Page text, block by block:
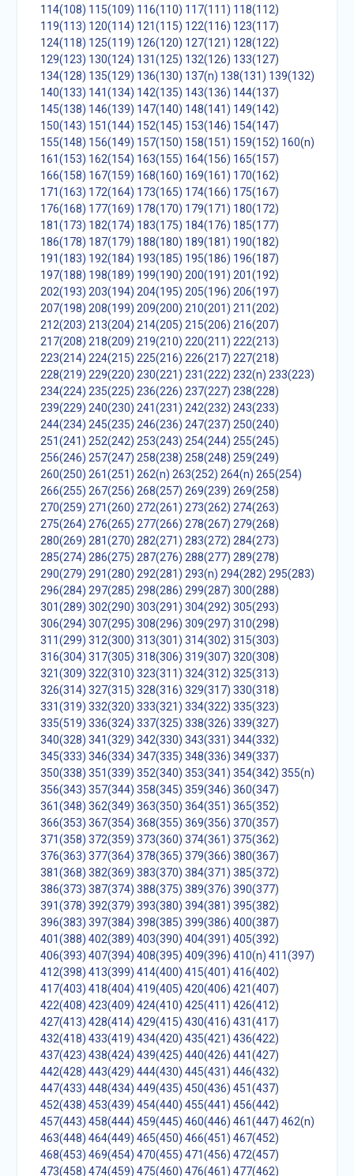
114(108) 115(109) 116(110) 117(111) 118(112)
119(113) 120(114) 121(115) 122(116) 123(117)
124(118) 125(119) 126(120) 127(121) 128(122)
129(123) 130(124) 131(125) 132(126) 133(127)
134(128) 135(129) 136(130) 137(n) 138(131) 139(132)
140(133) 141(134) 142(135) 143(136) 144(137)
145(138) 146(139) 147(140) 148(141) 149(142)
150(143) 151(144) 152(145) 153(146) 154(147)
155(148) 156(149) 157(150) 158(151) 159(152) 160(n)
161(153) 162(154) 163(155) 164(156) 165(157)
166(158) 167(159) 168(160) 169(161) 170(162)
171(163) 172(164) 173(165) 174(166) 175(167)
176(168) 177(169) 178(170) 179(171) 180(172)
181(173) 182(174) 183(175) 184(176) 185(177)
186(178) 187(179) 188(180) 189(181) 190(182)
191(183) 192(184) 193(185) 195(186) 196(187)
197(188) 198(189) 199(190) 200(191) 201(192)
202(193) 203(194) 204(195) 205(196) 206(197)
207(198) 208(199) 209(200) 210(201) 211(202)
212(203) 213(204) 214(205) 215(206) 216(207)
217(208) 218(209) 219(210) 220(211) 222(213)
223(214) 224(215) 225(216) 226(217) 227(218)
228(219) 229(220) 230(221) 231(222) 232(n) 233(223)
234(224) 235(225) 236(226) 237(227) 238(228)
239(229) 240(230) 241(231) 242(232) 243(233)
244(234) 245(235) 246(236) 247(237) 250(240)
251(241) 252(242) 253(243) 254(244) 255(245)
256(246) 257(247) 258(238) 258(248) 259(249)
260(250) 261(251) 262(n) 263(252) 264(n) 265(254)
266(255) 267(256) 268(257) 269(239) 269(258)
270(259) 271(260) 272(261) 273(262) 274(263)
275(264) 276(265) 277(266) 278(267) 279(268)
280(269) 281(270) 282(271) 283(272) 284(273)
285(274) 286(275) 287(276) 288(277) 289(278)
290(279) 291(280) 292(281) 293(n) 294(282) 295(283)
296(284) 297(285) 298(286) 299(287) 300(288)
301(289) 302(290) 303(291) 304(292) 305(293)
306(294) 307(295) 308(296) 309(297) 310(298)
311(299) 312(300) 313(301) 314(302) 315(303)
316(304) 317(305) 318(306) 319(307) 320(308)
321(309) 322(310) 323(311) 324(312) 325(313)
326(314) 327(315) 328(316) 329(317) 330(318)
331(319) 332(320) 333(321) 334(322) 335(323)
335(519) 336(324) 337(325) 338(326) 339(327)
340(328) 341(329) 342(330) 343(331) 344(332)
345(333) 346(334) 347(335) 348(336) 349(337)
350(338) 351(339) 352(340) 353(341) 354(342) 355(n)
356(343) 357(344) 358(345) 359(346) 360(347)
361(348) 362(349) 363(350) 364(351) 365(352)
366(353) 367(354) 368(355) 369(356) 370(357)
371(358) 372(359) 373(360) 374(361) 375(362)
376(363) 377(364) 378(365) 379(366) 380(367)
381(368) 382(369) 383(370) 384(371) 385(372)
386(373) 387(374) 388(375) 389(376) 390(377)
391(378) 392(379) 393(380) 394(381) 395(382)
396(383) 397(384) 398(385) 399(386) 400(387)
401(388) 402(389) 403(390) 404(391) 405(392)
406(393) 407(394) 408(395) 409(396) 410(n) 411(397)
412(398) 413(399) 414(400) 415(401) 416(402)
417(403) 418(404) 419(405) 420(406) 421(407)
422(408) 423(409) 424(410) 425(411) 426(412)
427(413) 428(414) 429(415) 430(416) 431(417)
432(418) 433(419) 434(420) 435(421) 436(422)
437(423) 438(424) 439(425) 440(426) 441(427)
442(428) 443(429) 444(430) 445(431) 446(432)
447(433) 448(434) 449(435) 450(436) 451(437)
452(438) 453(439) 454(440) 455(441) 456(442)
457(443) 458(444) 459(445) 460(446) 461(447) 462(n)
463(448) 464(449) 465(450) 466(451) 467(452)
468(453) 469(454) 470(455) 471(456) 472(457)
473(458) 474(459) 475(460) 476(461) 477(462)